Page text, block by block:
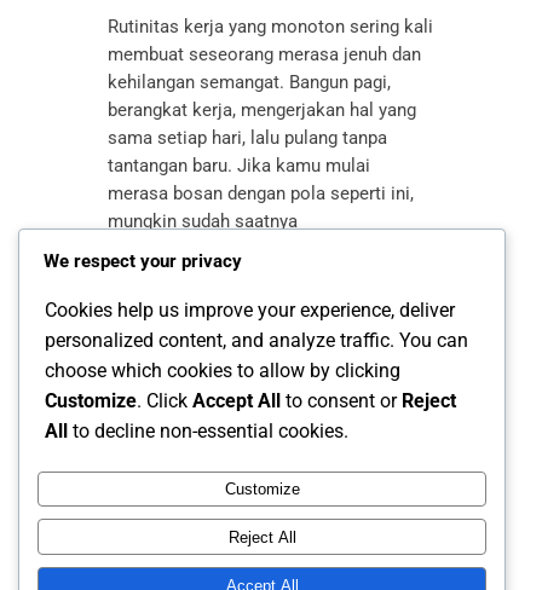
Rutinitas kerja yang monoton sering kali
membuat seseorang merasa jenuh dan
kehilangan semangat. Bangun pagi,
berangkat kerja, mengerjakan hal yang
sama setiap hari, lalu pulang tanpa
tantangan baru. Jika kamu mulai
merasa bosan dengan pola seperti ini,
mungkin sudah saatnya
mempertimbangkan pekerjaan yang
menawarkan variasi, fleksibilitas, dan
pengalaman berbeda. Pekerjaan yang
cocok untuk orang yang…
We respect your privacy
Cookies help us improve your experience, deliver
personalized content, and analyze traffic. You can
choose which cookies to allow by clicking
Customize. Click Accept All to consent or Reject
All to decline non-essential cookies.
Customize
Reject All
Accept All